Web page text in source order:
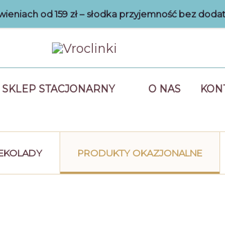
od 159 zł – słodka przyjemność bez
SKLEP STACJONARNY O NAS
PRODUKTY OKAZJONALNE